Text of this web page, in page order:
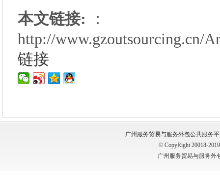
本文链接: ：
http://www.gzoutsourcing.cn/
链接
广州服务贸易与服务外包公共服务平
© CopyRight 20018-
广州服务贸易与服务外